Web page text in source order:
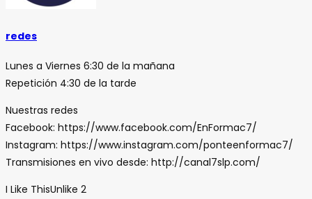
redes
Lunes a Viernes 6:30 de la mañana
Repetición 4:30 de la tarde
Nuestras redes
Facebook: https://www.facebook.com/EnFormac7/
Instagram: https://www.instagram.com/ponteenformac7/
Transmisiones en vivo desde: http://canal7slp.com/
I Like ThisUnlike 2